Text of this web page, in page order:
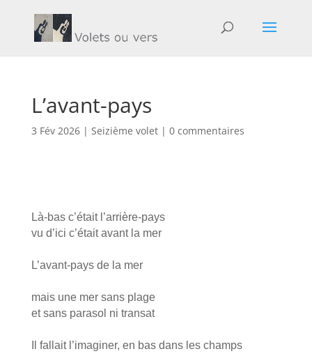
L’avant-pays
3 Fév 2026| Seizième volet| 0 commentaires
Là-bas c’était l’arrière-pays
vu d’ici c’était avant la mer
L’avant-pays de la mer
mais une mer sans plage
et sans parasol ni transat
Il fallait l’imaginer, en bas dans les champs